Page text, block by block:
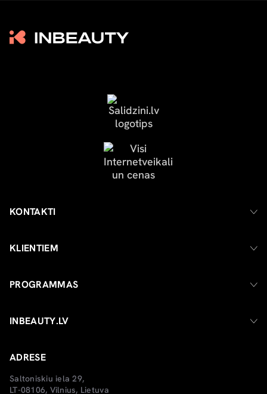
KONTAKTI
KLIENTIEM
PROGRAMMAS
INBEAUTY.LV
ADRESE
Saltoniskiu iela 29,
LT-08106, Vilnius, Lietuva